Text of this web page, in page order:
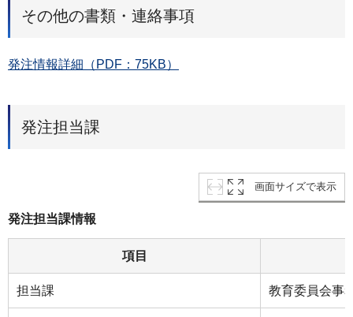
その他の書類・連絡事項
発注情報詳細（PDF：75KB）
発注担当課
画面サイズで表示
発注担当課情報
項目
担当課 教育委員会事